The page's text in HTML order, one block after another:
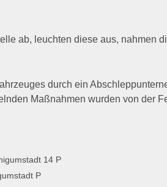
ab, leuchten diese aus, nahmen
durch ein
Maßnahmen wurden von der